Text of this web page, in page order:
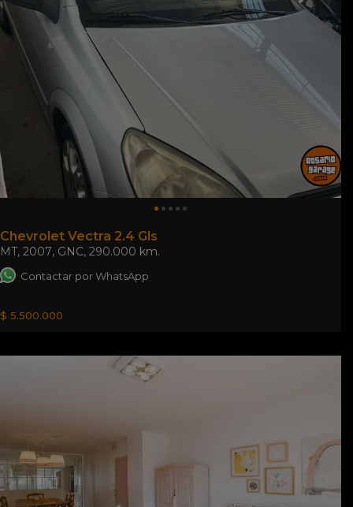
Chevrolet Vectra 2.4 Gls
MT, 2007, GNC, 290.000 km.
Contactar por WhatsApp
$ 5.500.000